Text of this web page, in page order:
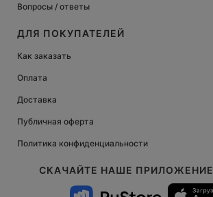
СКАЧАЙТЕ НАШЕ ПРИЛОЖЕНИЕ
Вопросы / ответы
ДЛЯ ПОКУПАТЕЛЕЙ
Как заказать
Оплата
Доставка
Публичная оферта
Политика конфиденциальности